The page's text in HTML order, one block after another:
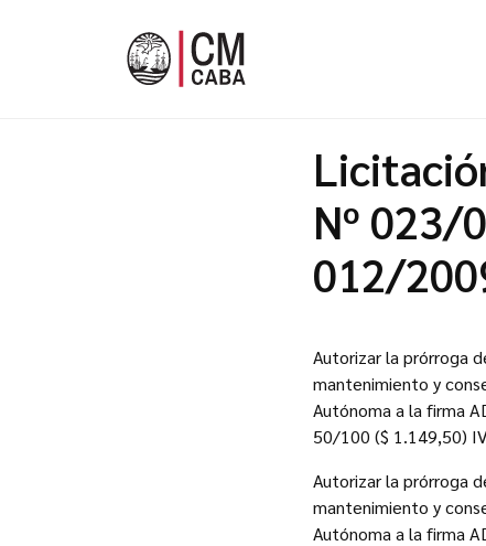
Nº 023/
012/
Autorizar la prórroga
mantenimiento y
Autónoma a la firma
50/100 ($ 1.149,50)
Autorizar la prórroga
mantenimiento y
Autónoma a la firma